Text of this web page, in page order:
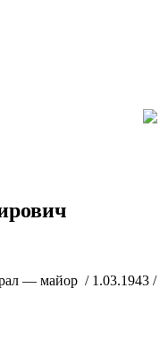
— майор / 1.03.1943 /